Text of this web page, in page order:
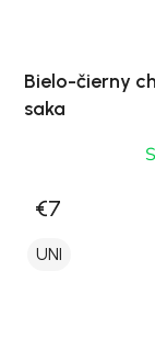
Bielo-čierny
saka
€7
UNI